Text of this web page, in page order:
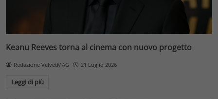
Keanu Reeves torna al cinema con nuovo progetto
Redazione VelvetMAG 21 Luglio 2026
Leggi di più